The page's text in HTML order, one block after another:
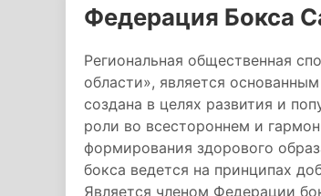
Федерация Бокса
Региональная общественная
области», является
создана в целях развития и
роли во всестороннем и
формирования здорового
бокса ведется на принципах
Является членом Федерации